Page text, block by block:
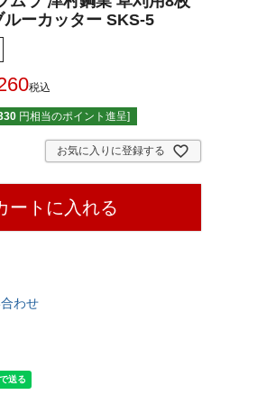
ーカッター SKS-5
税込
円相当のポイント進呈]
お気に入りに登録する
ートに入れる
わせ